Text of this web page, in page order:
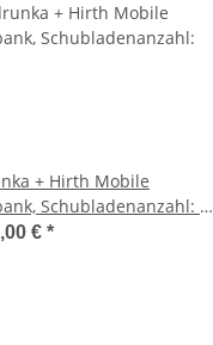
+ Hirth Mobile
Schubladenanzahl: 7,
Flügeltüren: 1, RAL 7035 /
€ *